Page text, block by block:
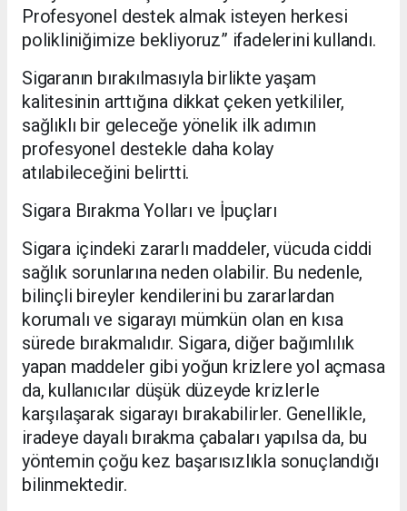
Profesyonel destek almak isteyen herkesi
polikliniğimize bekliyoruz” ifadelerini kullandı.
Sigaranın bırakılmasıyla birlikte yaşam
kalitesinin arttığına dikkat çeken yetkililer,
sağlıklı bir geleceğe yönelik ilk adımın
profesyonel destekle daha kolay
atılabileceğini belirtti.
Sigara Bırakma Yolları ve İpuçları
Sigara içindeki zararlı maddeler, vücuda ciddi
sağlık sorunlarına neden olabilir. Bu nedenle,
bilinçli bireyler kendilerini bu zararlardan
korumalı ve sigarayı mümkün olan en kısa
sürede bırakmalıdır. Sigara, diğer bağımlılık
yapan maddeler gibi yoğun krizlere yol açmasa
da, kullanıcılar düşük düzeyde krizlerle
karşılaşarak sigarayı bırakabilirler. Genellikle,
iradeye dayalı bırakma çabaları yapılsa da, bu
yöntemin çoğu kez başarısızlıkla sonuçlandığı
bilinmektedir.